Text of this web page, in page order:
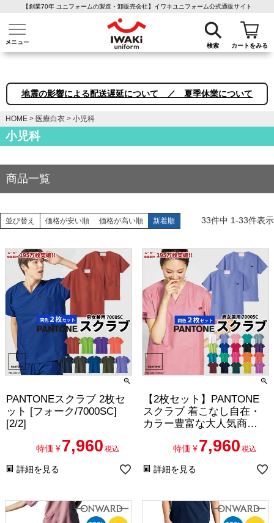
【創業70年 ユニフォームの製造・卸販売会社】イワキユニフォーム公式通販サイト
検索 カートをみる
介護ユニフォーム 作業着・作業服 ファン付き作業着 医療白衣
地震の影響による配送遅延について ／ 夏季休業について
HOME 医療白衣 小児科
小児科
商品一覧
並び替え 価格が安い順 価格が高い順 新着順 33件中 1-33件表示
PANTONEスクラブ 2枚セ
ット [フォーク/7000SC]
[2/2]
特価 ¥ 7,960 税込
詳細を見る
【2枚セット】PANTONE
スクラブ 着こなし自在・
カラー豊富な大人気商品
特価 ¥ 7,960 税込
詳細を見る